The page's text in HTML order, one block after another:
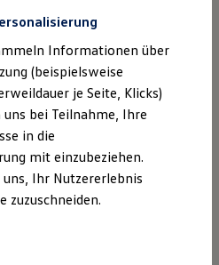
bei Volkswagen
von:
& Co. KG
Informationen über
(beispielsweise
je Seite, Klicks)
bei Teilnahme, Ihre
in die
mit einzubeziehen.
Ihr Nutzererlebnis
zuzuschneiden.